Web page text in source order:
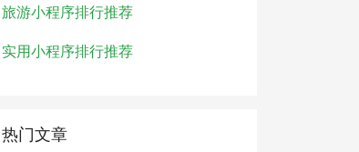
旅游小程序排行推荐
实用小程序排行推荐
热门文章